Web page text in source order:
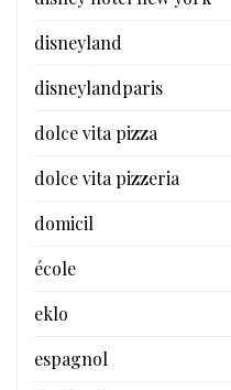
disneyland
disneylandparis
dolce vita pizza
dolce vita pizzeria
domicil
école
eklo
espagnol